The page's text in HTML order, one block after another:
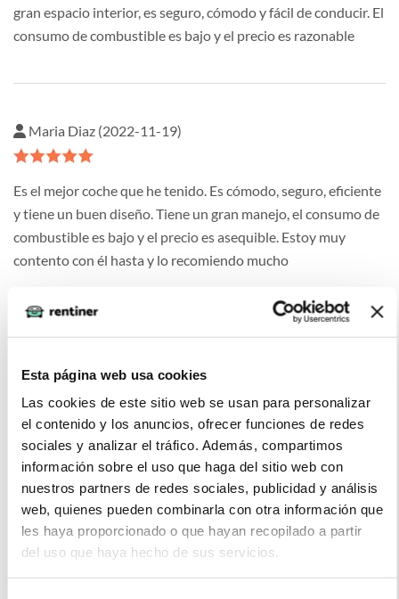
Esta página web usa cookies
Las cookies de este sitio web se usan para personalizar
el contenido y los anuncios, ofrecer funciones de redes
sociales y analizar el tráfico. Además, compartimos
información sobre el uso que haga del sitio web con
nuestros partners de redes sociales, publicidad y análisis
web, quienes pueden combinarla con otra información que
les haya proporcionado o que hayan recopilado a partir
del uso que haya hecho de sus servicios.
gran espacio interior, es seguro, cómodo y fácil de conducir. El
consumo de combustible es bajo y el precio es razonable
Maria Diaz (2022-11-19)
Es el mejor coche que he tenido. Es cómodo, seguro, eficiente
y tiene un buen diseño. Tiene un gran manejo, el consumo de
combustible es bajo y el precio es asequible. Estoy muy
contento con él hasta y lo recomiendo mucho
Es un coche económico, ideal para 4 personas y con la
etiqueta eco.
Alberto (2022-03-12)